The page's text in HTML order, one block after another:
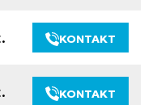
KONTAKT
KONTAKT